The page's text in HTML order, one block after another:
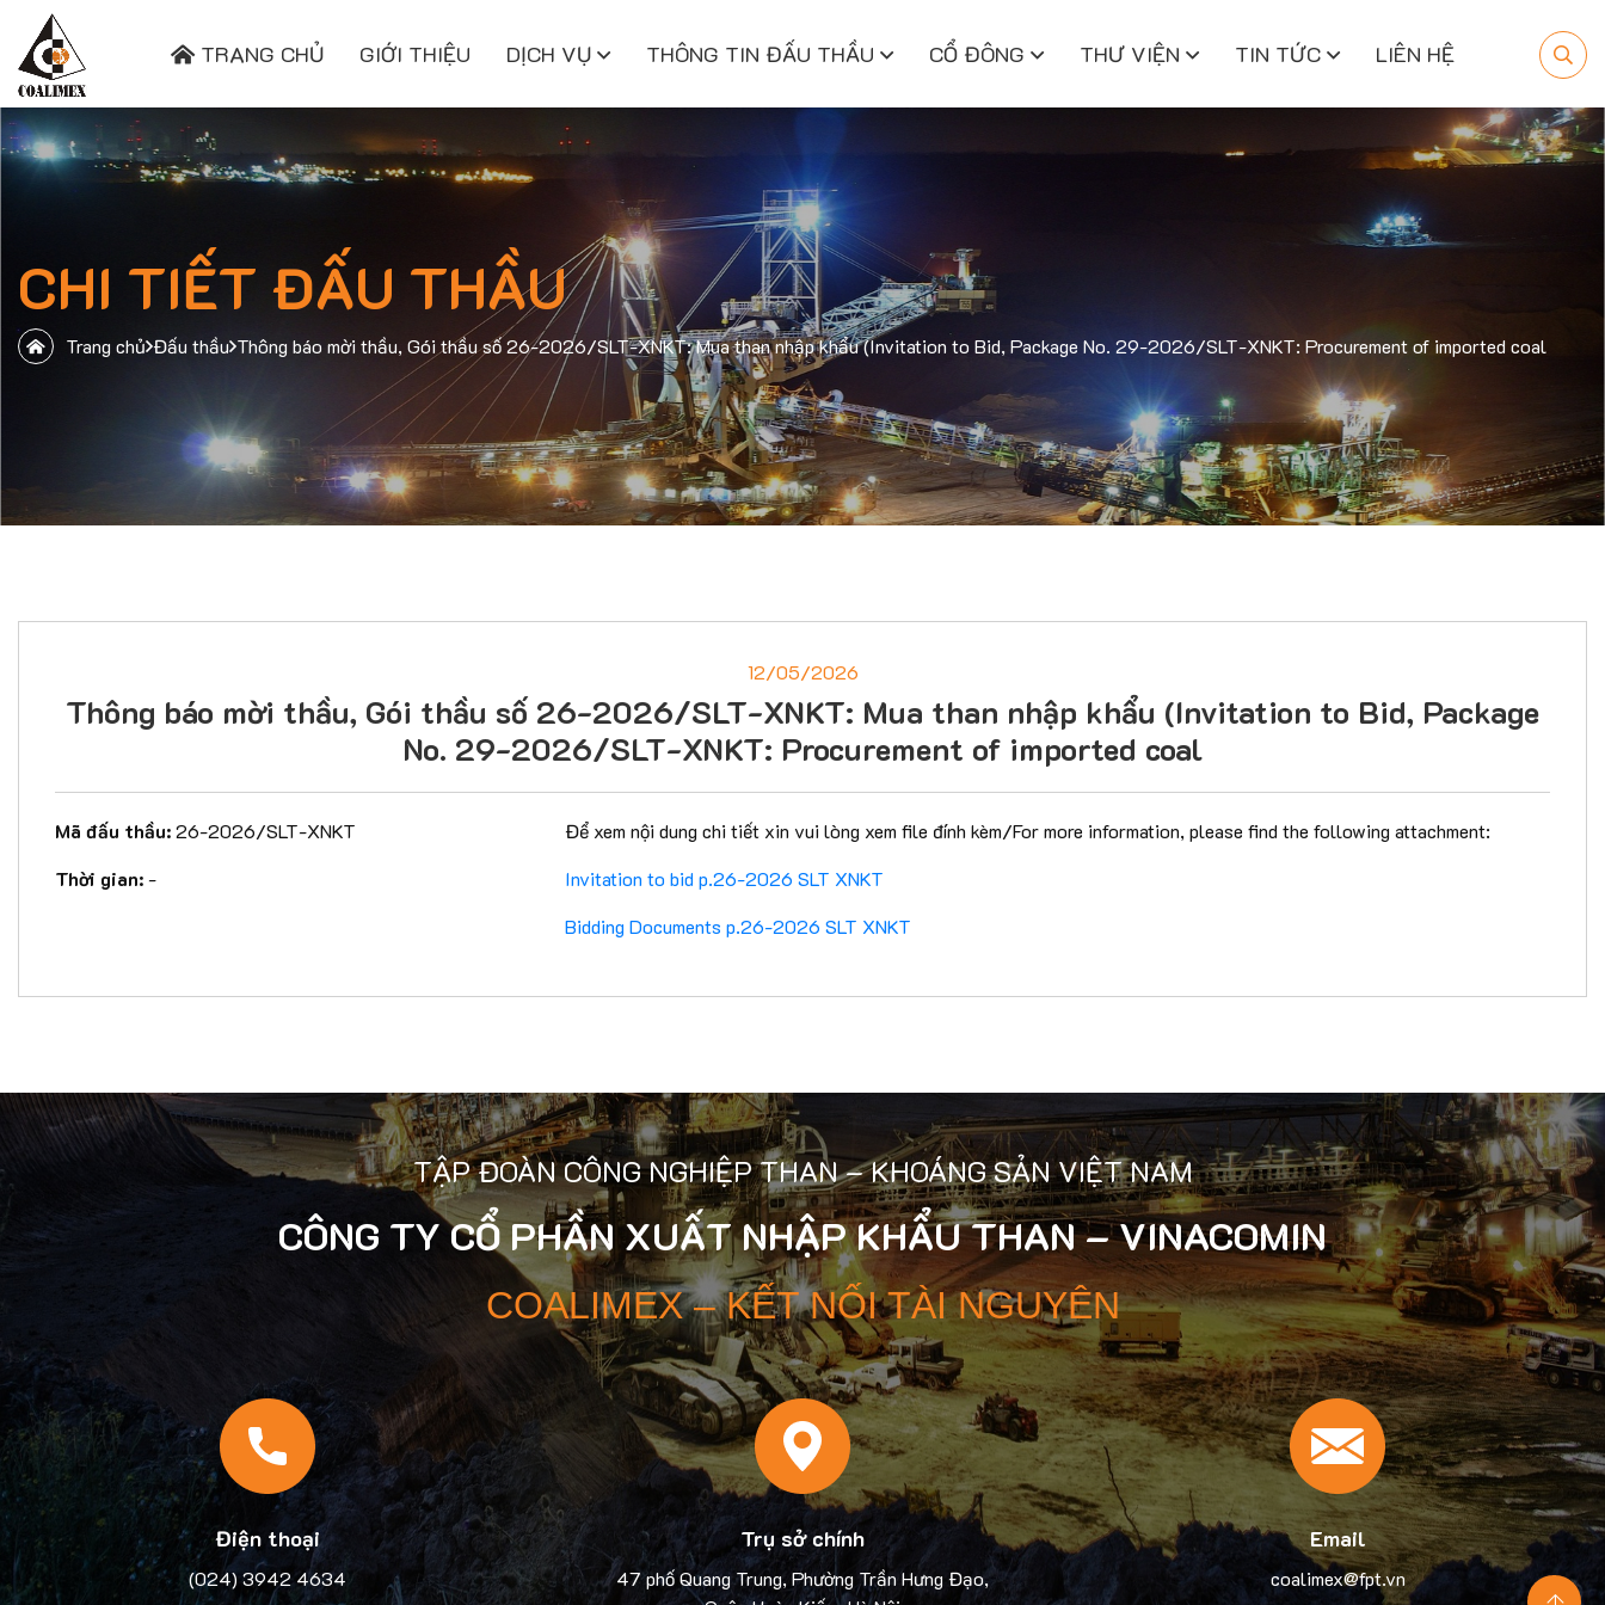
TRANG CHỦ GIỚI THIỆU DỊCH VỤ THÔNG TIN ĐẤU THẦU CỔ ĐÔNG THƯ VIỆN TIN TỨC LIÊN HỆ
CHI TIẾT ĐẤU THẦU
Trang chủ Đấu thầu Thông báo mời thầu, Gói thầu số 26-2026/SLT-XNKT: Mua than nhập khẩu (Invitation to Bid, Package No. 29-2026/SLT-XNKT: Procurement of imported coal
12/05/2026
Thông báo mời thầu, Gói thầu số 26-2026/SLT-XNKT: Mua than nhập khẩu (Invitation to Bid, Package
No. 29-2026/SLT-XNKT: Procurement of imported coal
Mã đấu thầu:26-2026/SLT-XNKT
Thời gian:-
Để xem nội dung chi tiết xin vui lòng xem file đính kèm/For more information, please find the following attachment:
Invitation to bid p.26-2026 SLT XNKT
Bidding Documents p.26-2026 SLT XNKT
TẬP ĐOÀN CÔNG NGHIỆP THAN – KHOÁNG SẢN VIỆT NAM
CÔNG TY CỔ PHẦN XUẤT NHẬP KHẨU THAN – VINACOMIN
COALIMEX – KẾT NỐI TÀI NGUYÊN
Điện thoại
(024) 3942 4634
Trụ sở chính
47 phố Quang Trung, Phường Trần Hưng Đạo,
Email
coalimex@fpt.vn